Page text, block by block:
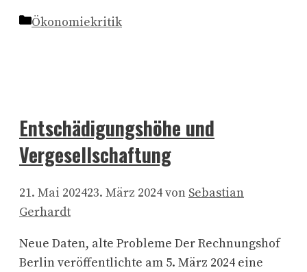
Kategorien
Ökonomiekritik
Entschädigungshöhe und
Vergesellschaftung
21. Mai 202423. März 2024von Sebastian
Gerhardt
Neue Daten, alte Probleme Der Rechnungshof
Berlin veröffentlichte am 5. März 2024 eine